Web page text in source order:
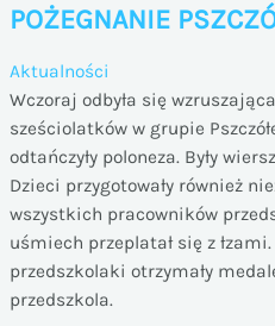
FRYZURY
POŻEGNANIE
Aktualności
Wczoraj odbyła się
sześciolatków w grupie
odtańczyły poloneza. Były
Dzieci przygotowały również
wszystkich pracowników
uśmiech przeplatał się z
przedszkolaki otrzymały
przedszkola.